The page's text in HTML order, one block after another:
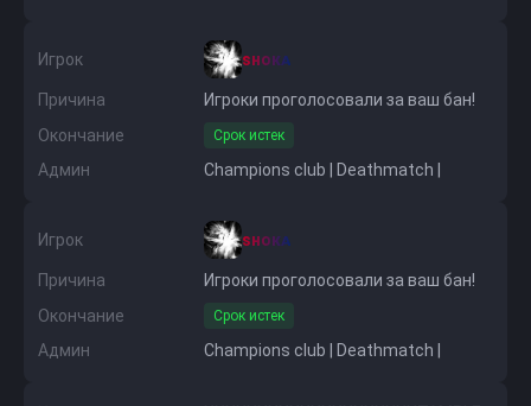
Игрок sʜᴏᴋᴀ
Причина
Игроки проголосовали за ваш бан!
Окончание
Срок истек
Админ Champions club | Deathmatch |
Игрок sʜᴏᴋᴀ
Причина
Игроки проголосовали за ваш бан!
Окончание
Срок истек
Админ Champions club | Deathmatch |